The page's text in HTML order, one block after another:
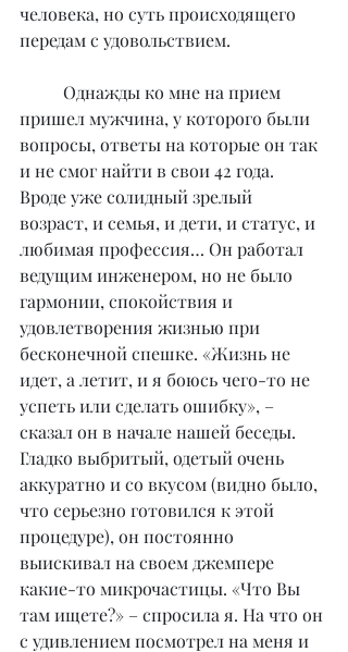
человека, но суть происходящего
передам с удовольствием.
пришел мужчина, у которого были
вопросы, ответы на которые он так
и не смог найти в свои 42 года.
Вроде уже солидный зрелый
возраст, и семья, и дети, и статус, и
любимая профессия… Он работал
ведущим инженером, но не было
гармонии, спокойствия и
удовлетворения жизнью при
бесконечной спешке. «Жизнь не
идет, а летит, и я боюсь чего-то не
успеть или сделать ошибку», –
сказал он в начале нашей беседы.
Гладко выбритый, одетый очень
аккуратно и со вкусом (видно было,
что серьезно готовился к этой
процедуре), он постоянно
выискивал на своем джемпере
какие-то микрочастицы. «Что Вы
там ищете?» – спросила я. На что он
с удивлением посмотрел на меня и